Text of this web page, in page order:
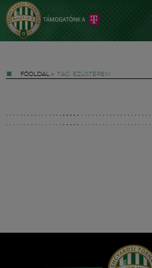
FŐOLDAL » TAG: EZÜSTÉREM
Hírek